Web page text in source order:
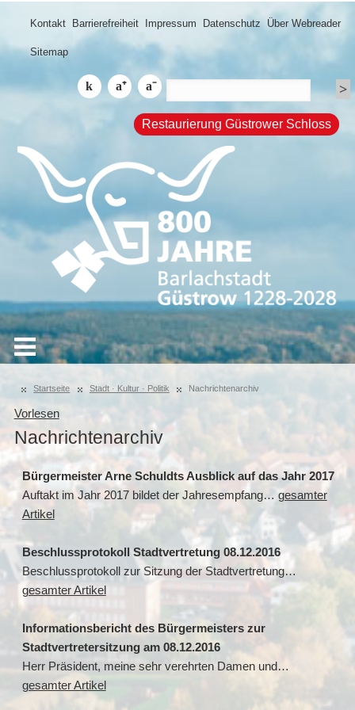
Kontakt Barrierefreiheit Impressum Datenschutz Über Webreader
Sitemap
Restaurierung Güstrower Schloss
Startseite Stadt · Kultur · Politik Nachrichtenarchiv
Vorlesen
Nachrichtenarchiv
Bürgermeister Arne Schuldts Ausblick auf das Jahr 2017
Auftakt im Jahr 2017 bildet der Jahresempfang… gesamter
Artikel
Beschlussprotokoll Stadtvertretung 08.12.2016
Beschlussprotokoll zur Sitzung der Stadtvertretung…
gesamter Artikel
Informationsbericht des Bürgermeisters zur
Stadtvertretersitzung am 08.12.2016
Herr Präsident, meine sehr verehrten Damen und…
gesamter Artikel